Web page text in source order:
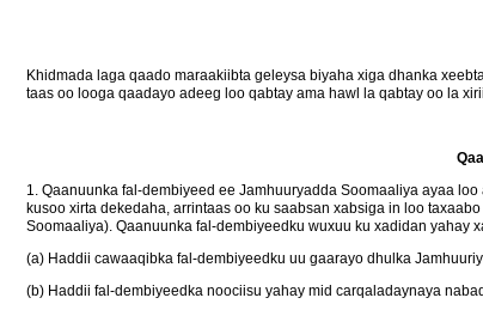
Khidmada laga qaado maraakiibta geleysa biyaha xiga dhanka
taas oo looga qaadayo adeeg loo qabtay ama hawl la qabtay oo la
1. Qaanuunka fal-dembiyeed ee Jamhuuryadda Soomaaliya ayaa
kusoo xirta dekedaha, arrintaas oo ku saabsan xabsiga in loo
Soomaaliya). Qaanuunka fal-dembiyeedku wuxuu ku xadidan yahay
(a) Haddii cawaaqibka fal-dembiyeedku uu gaarayo dhulka
(b) Haddii fal-dembiyeedka noociisu yahay mid carqaladaynaya